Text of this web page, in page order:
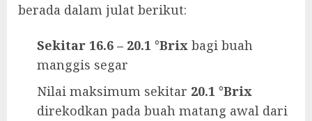
berada dalam julat berikut:
Sekitar 16.6 – 20.1 °Brix bagi buah
manggis segar
Nilai maksimum sekitar 20.1 °Brix
direkodkan pada buah matang awal dari